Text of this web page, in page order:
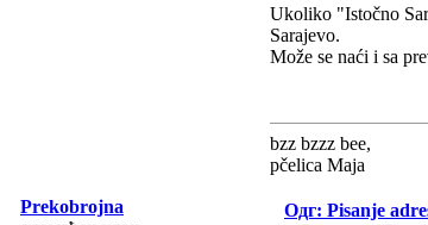
Ukoliko "Istočno
Sarajevo.
Može se naći i sa
bzz bzzz bee,
pčelica Maja
Prekobrojna
Одг: Pisanje